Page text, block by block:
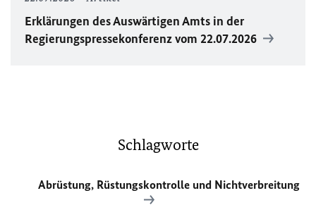
Erklärungen des Auswärtigen Amts in der
Regierungspressekonferenz vom 22.07.2026
Schlagworte
Abrüstung, Rüstungskontrolle und Nichtverbreitung